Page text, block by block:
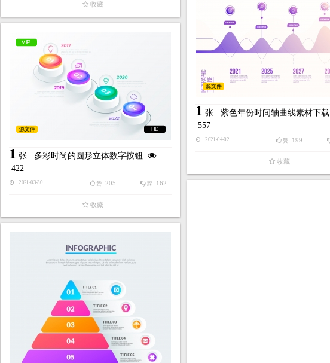
收藏
源文件
1 张 紫色年份时间轴曲线素材下载
557
2021-04-02 赞 199
收藏
VIP
HD
源文件
1 张 多彩时尚的圆形立体数字按钮
422
2021-03-30 踩 162
赞 205
收藏